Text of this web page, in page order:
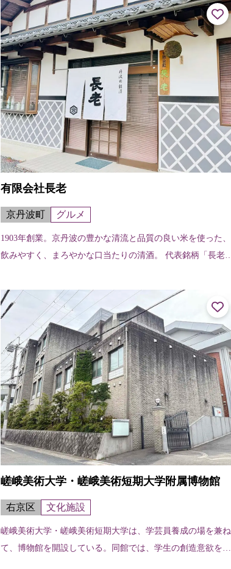
有限会社長老
京丹波町 グルメ
1903年創業。京丹波の豊かな清流と品質の良い米を使った、
飲みやすく、まろやかな口当たりの清酒。 代表銘柄「長老」
旨口 【販売店舗】蔵元・小...
嵯峨美術大学・嵯峨美術短期大学附属博物館
右京区 文化施設
嵯峨美術大学・嵯峨美術短期大学は、学芸員養成の場を兼ね
て、博物館を開設している。同館では、学生の創造意欲を刺